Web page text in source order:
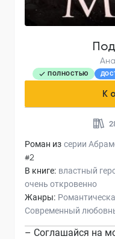
ПОЛНОСТЬЮ
К
Роман из серии
#2
В книге: властный
очень откровенно
Жанры:
Современный
– Соглашайся на